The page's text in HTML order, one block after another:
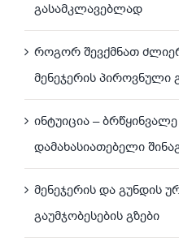
გასამკლავებლად
როგორ შევქმნათ
მენეჯერის პიროვნული
ინტუიცია –
დამახასიათებელი
მენეჯერის და გუნდის
გაუმჯობესების გზები